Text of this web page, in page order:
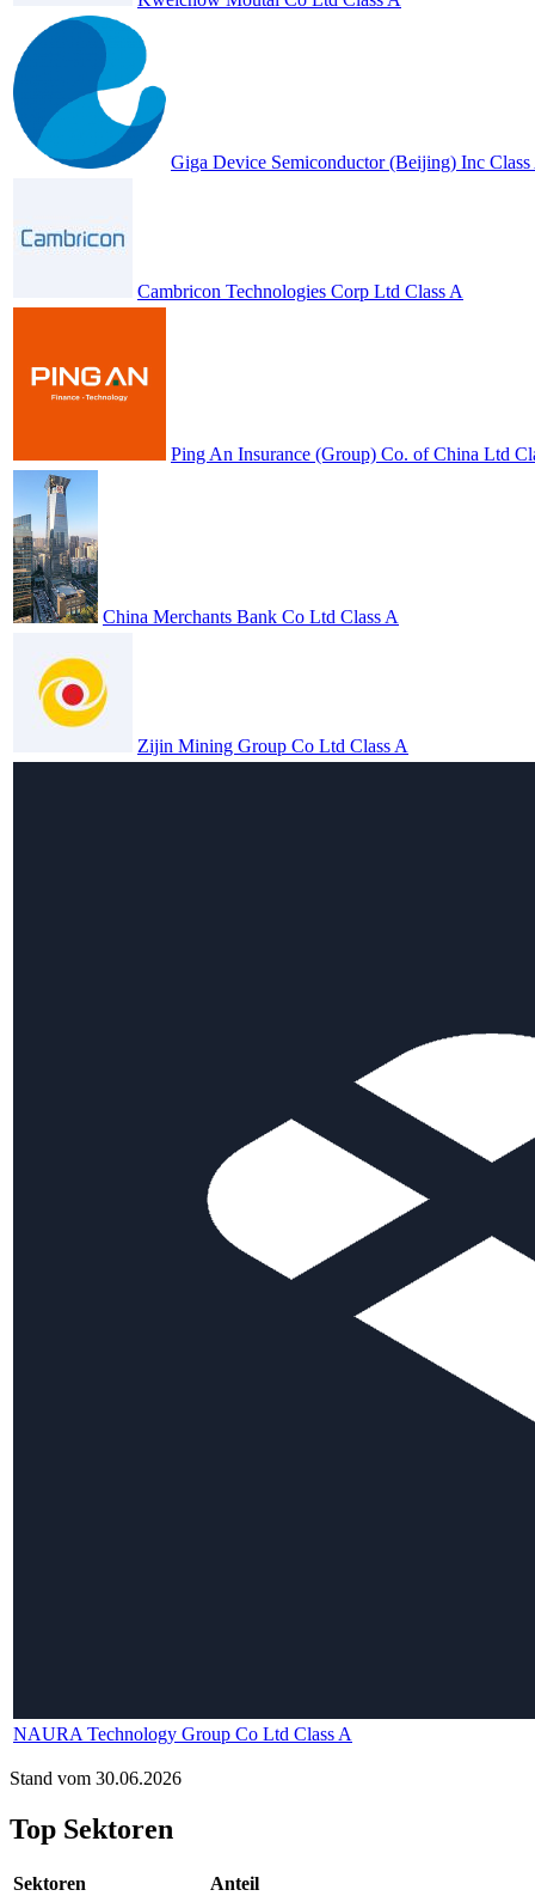
Giga Device Semiconductor (Beijing) Inc Class
Cambricon Technologies Corp Ltd Class A
Ping An Insurance (Group) Co. of China Ltd
China Merchants Bank Co Ltd Class A
Zijin Mining Group Co Ltd Class A
NAURA Technology Group Co Ltd Class A
Stand vom 30.06.2026
Top Sektoren
Sektoren Anteil